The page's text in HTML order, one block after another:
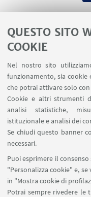
QUESTO SITO
COOKIE
Nel nostro sito
funzionamento, sia
che potrai attivare solo
Cookie e altri strumenti
analisi statistiche,
istituzionale e analisi dei
Se chiudi questo banner
necessari.
Puoi esprimere il
"Personalizza cookie" e,
in "Mostra cookie di
Potrai sempre rivedere le
SEGUI